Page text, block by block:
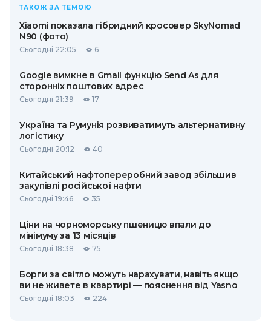
ТАКОЖ ЗА ТЕМОЮ
Xiaomi показала гібридний кросовер SkyNomad
N90 (фото)
Сьогодні 22:05 6
Google вимкне в Gmail функцію Send As для
сторонніх поштових адрес
Сьогодні 21:39 17
Україна та Румунія розвиватимуть альтернативну
логістику
Сьогодні 20:12 40
Китайський нафтопереробний завод збільшив
закупівлі російської нафти
Сьогодні 19:46 35
Ціни на чорноморську пшеницю впали до
мінімуму за 13 місяців
Сьогодні 18:38 75
Борги за світло можуть нарахувати, навіть якщо
ви не живете в квартирі — пояснення від Yasno
Сьогодні 18:03 224